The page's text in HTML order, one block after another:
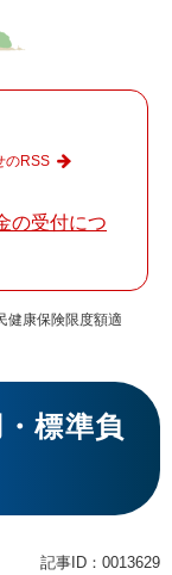
の受付につ
のRSS
健康保険限度額適
標準負
記事ID：0013629